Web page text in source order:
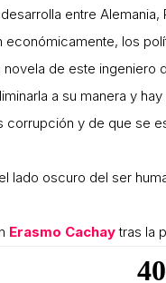
entre
los
de este
a su manera y
corrupción y de que se
lado oscuro del ser
Erasmo Cachaytras la